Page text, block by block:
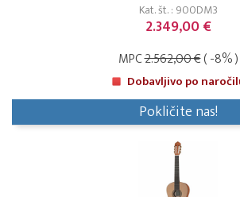
Kat. št. : 900DM3
2.349,00 €
MPC2.562,00 €( -8% )
Dobavljivo po
Pokličite nas!